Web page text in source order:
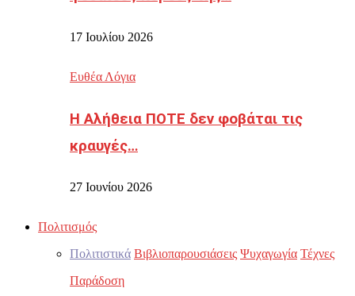
17 Ιουλίου 2026
Ευθέα Λόγια
Η Αλήθεια ΠΟΤΕ δεν φοβάται τις
κραυγές…
27 Ιουνίου 2026
Πολιτισμός
Πολιτιστικά Βιβλιοπαρουσιάσεις Ψυχαγωγία Τέχνες
Παράδοση